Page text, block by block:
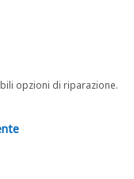
opzioni di riparazione.